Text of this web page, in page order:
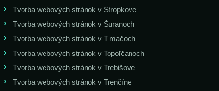
Tvorba webových stránok v Stropkove
Tvorba webových stránok v Šuranoch
Tvorba webových stránok v Tlmačoch
Tvorba webových stránok v Topoľčanoch
Tvorba webových stránok v Trebišove
Tvorba webových stránok v Trenčíne